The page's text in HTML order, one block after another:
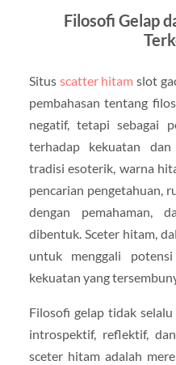
Filosofi Gelap
Situs scatter hitam slot
pembahasan tentang
negatif, tetapi sebagai
terhadap kekuatan
tradisi esoterik, warna
pencarian pengetahuan,
dengan pemahaman,
dibentuk. Sceter hitam,
untuk menggali
kekuatan yang
Filosofi gelap tidak
introspektif, reflektif,
sceter hitam adalah